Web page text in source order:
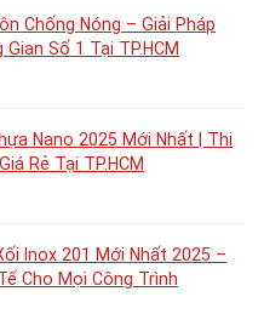
Chống Nóng – Giải Pháp
Số 1 Tại TP.HCM
Nano 2025 Mới Nhất | Thi
Rẻ Tại TP.HCM
Inox 201 Mới Nhất 2025 –
Cho Mọi Công Trình